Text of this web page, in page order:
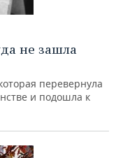
не зашла
перевернула
и подошла к